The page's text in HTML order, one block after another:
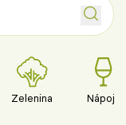
Zelenina Nápoje